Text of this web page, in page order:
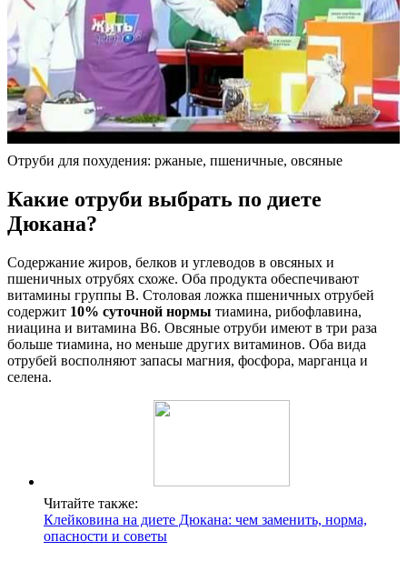
Отруби для похудения: ржаные, пшеничные, овсяные
Какие отруби выбрать по диете
Дюкана?
Содержание жиров, белков и углеводов в овсяных и
пшеничных отрубях схоже. Оба продукта обеспечивают
витамины группы В. Столовая ложка пшеничных отрубей
содержит 10% суточной нормы тиамина, рибофлавина,
ниацина и витамина В6. Овсяные отруби имеют в три раза
больше тиамина, но меньше других витаминов. Оба вида
отрубей восполняют запасы магния, фосфора, марганца и
селена.
Читайте также:
Клейковина на диете Дюкана: чем заменить, норма,
опасности и советы